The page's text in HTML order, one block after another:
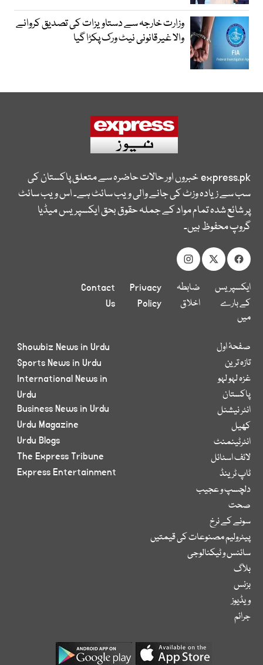
وزارت خارجہ سے دستاویزات کی تصدیق کروانے
والا غیرقانونی نیٹ ورک پکڑا گیا
express.pkخبروں اور حالات حاضرہ سے متعلق پاکستان کی
سب سے زیادہ وزٹ کی جانے والی ویب سائٹ ہے۔ اس ویب سائٹ
پر شائع شدہ تمام مواد کے جملہ حقوق بحق ایکسپریس میڈیا
گروپ محفوظ ہیں۔
ایکسپریس
کے بارے
میں
ضابطہ
اخلاق
Privacy
Policy
Contact
Us
صفحۂ اول
تازہ ترین
غزہ لہو لہو
پاکستان
انٹر نیشنل
کھیل
انٹرٹینمنٹ
لائف اسٹائل
ٹاپ ٹرینڈ
دلچسپ و عجیب
صحت
سونے کے نرخ
پیٹرولیم مصنوعات کی قیمتیں
سائنس و ٹیکنالوجی
بلاگ
بزنس
ویڈیوز
جرائم
Showbiz News in Urdu
Sports News in Urdu
International News in
Urdu
Business News in Urdu
Urdu Magazine
Urdu Blogs
The Express Tribune
Express Entertainment